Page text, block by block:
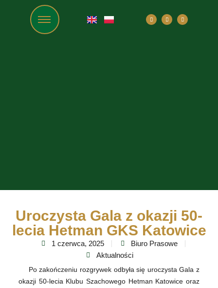
Uroczysta Gala z okazji 50-
lecia Hetman GKS Katowice
1 czerwca, 2025
Biuro Prasowe
Aktualności
Po zakończeniu rozgrywek odbyła się uroczysta Gala z
okazji 50-lecia Klubu Szachowego Hetman Katowice oraz